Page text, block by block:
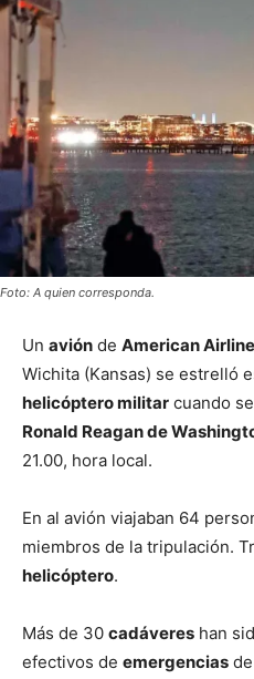
Foto: A quien corresponda.
Un avión de American
Wichita (Kansas) se estrelló
helicóptero militar cuando
Ronald Reagan de
21.00, hora local.
En al avión viajaban 64
miembros de la tripulación.
helicóptero.
Más de 30 cadáveres han
efectivos de emergencias